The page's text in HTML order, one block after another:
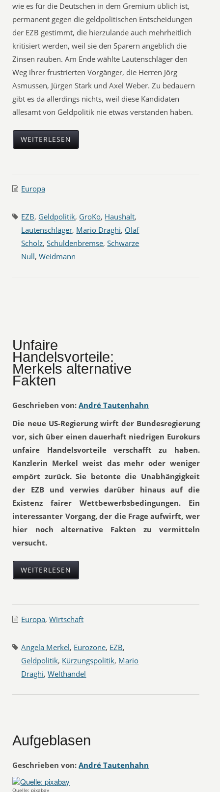
wie es für die Deutschen in dem Gremium üblich ist,
permanent gegen die geldpolitischen Entscheidungen
der EZB gestimmt, die hierzulande auch mehrheitlich
kritisiert werden, weil sie den Sparern angeblich die
Zinsen rauben. Am Ende wählte Lautenschläger den
Weg ihrer frustrierten Vorgänger, die Herren Jörg
Asmussen, Jürgen Stark und Axel Weber. Zu bedauern
gibt es da allerdings nichts, weil diese Kandidaten
allesamt von Geldpolitik nie etwas verstanden haben.
WEITERLESEN
Europa
EZB, Geldpolitik, GroKo, Haushalt,
Lautenschläger, Mario Draghi, Olaf
Scholz,Schuldenbremse,Schwarze
Null,Weidmann
Unfaire
Handelsvorteile:
Merkels alternative
Fakten
Geschrieben von: André Tautenhahn
Die neue US-Regierung wirft der Bundesregierung
vor, sich über einen dauerhaft niedrigen Eurokurs
unfaire Handelsvorteile verschafft zu haben.
Kanzlerin Merkel weist das mehr oder weniger
empört zurück. Sie betonte die Unabhängigkeit
der EZB und verwies darüber hinaus auf die
Existenz fairer Wettbewerbsbedingungen. Ein
interessanter Vorgang, der die Frage aufwirft, wer
hier noch alternative Fakten zu vermitteln
versucht.
WEITERLESEN
Europa,Wirtschaft
Angela Merkel, Eurozone, EZB,
Geldpolitik, Kürzungspolitik, Mario
Draghi,Welthandel
Aufgeblasen
Geschrieben von: André Tautenhahn
Quelle: pixabay